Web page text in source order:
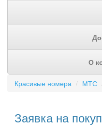
О
Красивые номера МТС
Заявка на